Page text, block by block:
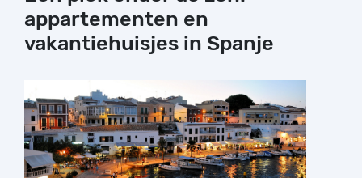
appartementen en
vakantiehuisjes in Spanje